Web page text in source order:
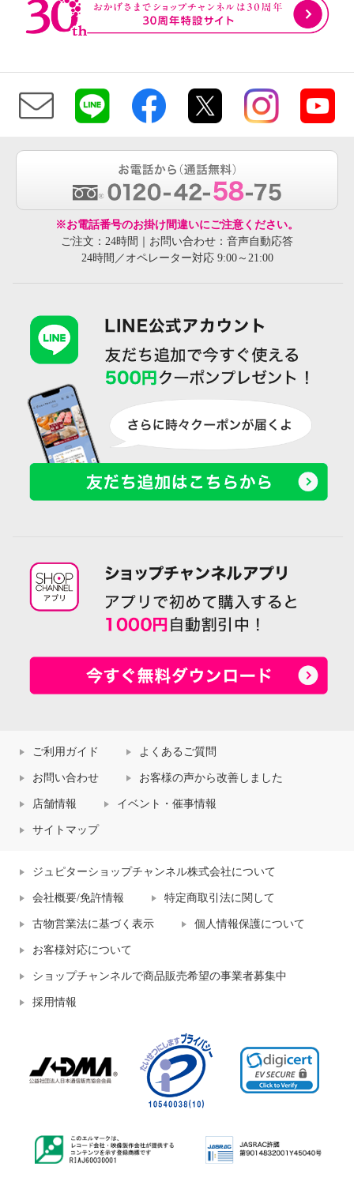
※お電話番号のお掛け間違いにご注意ください。
ご注文：24時間｜お問い合わせ：音声自動応答
24時間／オペレーター対応 9:00～21:00
ご利用ガイド よくあるご質問
お問い合わせ お客様の声から改善しました
店舗情報 イベント・催事情報
サイトマップ
ジュピターショップチャンネル株式会社について
会社概要/免許情報 特定商取引法に関して
古物営業法に基づく表示 個人情報保護について
お客様対応について
ショップチャンネルで商品販売希望の事業者募集中
採用情報